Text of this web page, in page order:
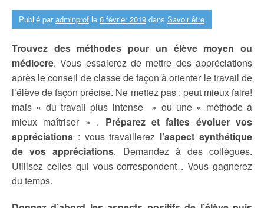
Publié paradminprof le 6 février 2019 dans Savoir être
Trouvez des méthodes pour un élève moyen ou
médiocre. Vous essaierez de mettre des appréciations
après le conseil de classe de façon à orienter le travail de
l’élève de façon précise. Ne mettez pas : peut mieux faire!
mais « du travail plus intense » ou une « méthode à
mieux maîtriser » . Préparez et faites évoluer vos
appréciations : vous travaillerez l’aspect synthétique
de vos appréciations. Demandez à des collègues.
Utilisez celles qui vous correspondent . Vous gagnerez
du temps.